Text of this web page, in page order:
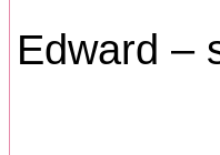
Edward –